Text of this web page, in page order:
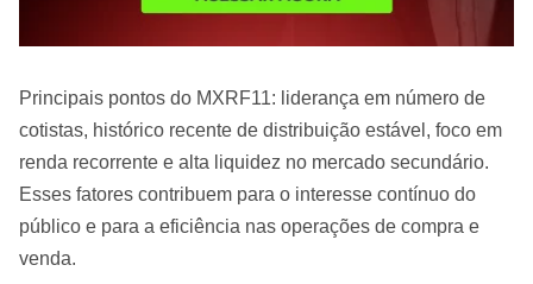
Principais pontos do MXRF11: liderança em número de
cotistas, histórico recente de distribuição estável, foco em
renda recorrente e alta liquidez no mercado secundário.
Esses fatores contribuem para o interesse contínuo do
público e para a eficiência nas operações de compra e
venda.